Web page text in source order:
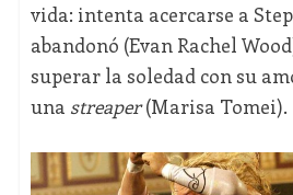
vida: intenta acercarse a
abandonó (Evan Rachel
superar la soledad con su
una streaper(Marisa Tomei).